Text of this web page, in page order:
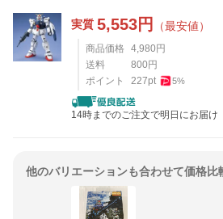
実質 5,553円 （最安値）
商品価格 4,980 円
送料
800 円
ポイント
227pt 5%
14時までのご注文で明日にお届け
他のバリエーションも合わせて価格比